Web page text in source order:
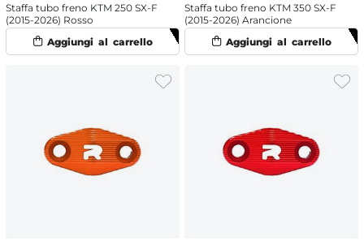
Staffa tubo freno KTM 250 SX-F
(2015-2026) Rosso
Staffa tubo freno KTM 350 SX-F
(2015-2026) Arancione